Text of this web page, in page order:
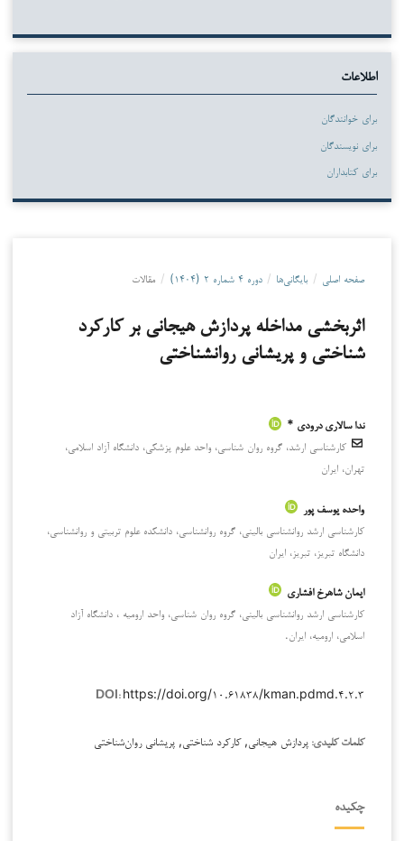
اطلاعات
برای خوانندگان
برای نویسندگان
برای کتابداران
صفحه اصلی / بایگانی‌ها / دوره ۴ شماره ۲ (۱۴۰۴) / مقالات
اثربخشی مداخله پردازش هیجانی بر کارکرد
شناختی و پریشانی روانشناختی
ندا سالاری درودی *
کارشناسی ارشد، گروه روان شناسی، واحد علوم پزشکی، دانشگاه آزاد اسلامی،
تهران، ایران
واحده یوسف پور
کارشناسی ارشد روانشناسی بالینی، گروه روانشناسی، دانشکده علوم تربیتی و روانشناسی،
دانشگاه تبریز، تبریز، ایران
ایمان شاهرخ افشاری
کارشناسی ارشد روانشناسی بالینی، گروه روان شناسی، واحد ارومیه ، دانشگاه آزاد
اسلامی، ارومیه، ایران.
DOI: https://doi.org/۱۰.۶۱۸۳۸/kman.pdmd.۴.۲.۳
کلمات کلیدی: پردازش هیجانی, کارکرد شناختی, پریشانی روان‌شناختی
چکیده